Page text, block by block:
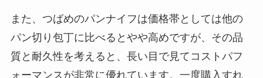
また、つばめのパンナイフは価格帯としては他の
パン切り包丁に比べるとやや高めですが、その品
質と耐久性を考えると、長い目で見てコストパフ
ォーマンスが非常に優れています。一度購入すれ